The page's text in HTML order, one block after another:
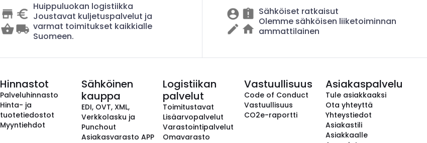
Huippuluokan logistiikka
Joustavat kuljetuspalvelut ja
varmat toimitukset kaikkialle
Suomeen.
Sähköiset ratkaisut
Olemme sähköisen liiketoiminnan
ammattilainen
Hinnastot
Palveluhinnasto
Hinta- ja
tuotetiedostot
Myyntiehdot
Sähköinen
kauppa
EDI, OVT, XML,
Verkkolasku ja
Punchout
Asiakasvarasto APP
Logistiikan
palvelut
Toimitustavat
Lisäarvopalvelut
Varastointipalvelut
Omavarasto
Vastuullisuus
Code of Conduct
Vastuullisuus
CO2e-raportti
Asiakaspalvelu
Tule asiakkaaksi
Ota yhteyttä
Yhteystiedot
Asiakastili
Asiakkaalle